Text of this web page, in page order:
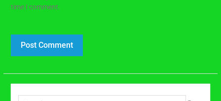
time I comment.
Search